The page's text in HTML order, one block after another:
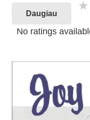
Daugiau
No ratings